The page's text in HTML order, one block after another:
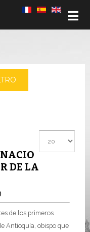
DE LA
de los primeros
Antioquía, obispo que